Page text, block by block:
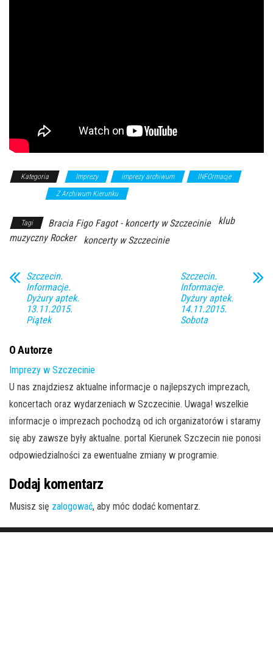
Kategoria Imprezy imprezy archiwum
INFOrmacje
Z Archiwum Kierunku
Tagi Bracia Figo Fagot - koncerty w Szczecinie
klub
muzyczny Rocker
koncerty w Szczecinie
Szczecin.
Informacje.
Dyżury aptek.
13.11.2015.
Piątek
Szczecin.
Informacje.
Dyżury aptek.
14.11.2015.
Sobota
O Autorze
Imprezy w Szczecinie
U nas znajdziesz aktualne informacje o najlepszych imprezach,
koncertach oraz wydarzeniach w Szczecinie. Uwaga! wszelkie
informacje o imprezach pochodzą od ich organizatorów i staramy
się aby zawsze były aktualne. portal Kierunek Szczecin nie ponosi
odpowiedzialności za ewentualne zmiany w programie.
Dodaj komentarz
Musisz się zalogować, aby móc dodać komentarz.